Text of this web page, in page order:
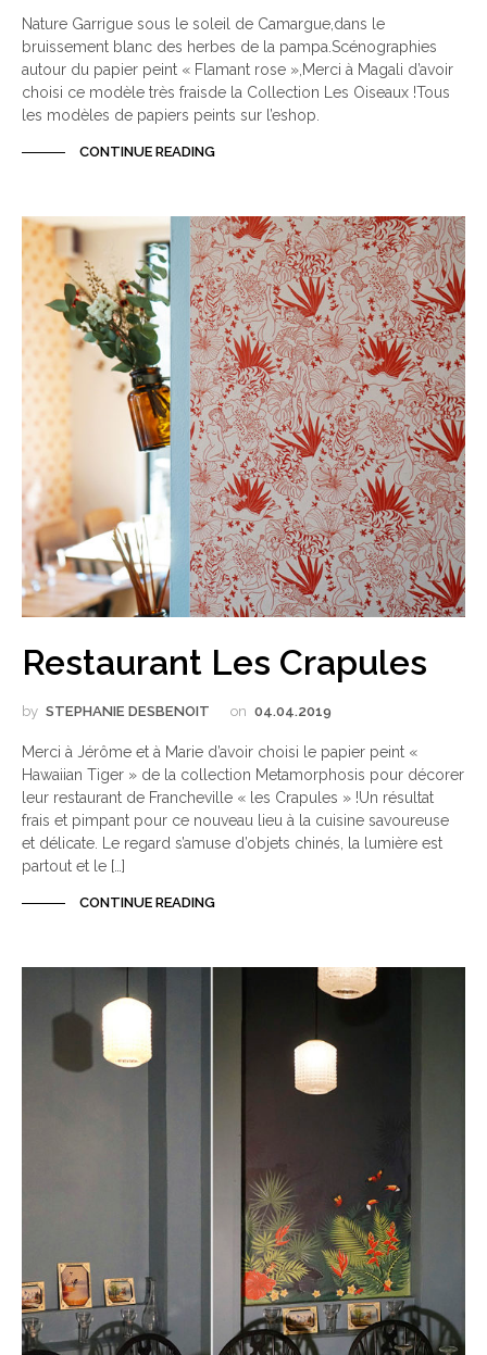
Nature Garrigue sous le soleil de Camargue,dans le
bruissement blanc des herbes de la pampa.Scénographies
autour du papier peint « Flamant rose »,Merci à Magali d’avoir
choisi ce modèle très fraisde la Collection Les Oiseaux !Tous
les modèles de papiers peints sur l’eshop.
CONTINUE READING
Restaurant Les Crapules
by STEPHANIE DESBENOIT on 04.04.2019
Merci à Jérôme et à Marie d’avoir choisi le papier peint «
Hawaiian Tiger » de la collection Metamorphosis pour décorer
leur restaurant de Francheville « les Crapules » !Un résultat
frais et pimpant pour ce nouveau lieu à la cuisine savoureuse
et délicate. Le regard s’amuse d’objets chinés, la lumière est
partout et le […]
CONTINUE READING